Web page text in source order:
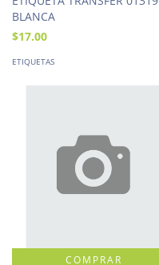
BLANCA
$17.00
ETIQUETAS